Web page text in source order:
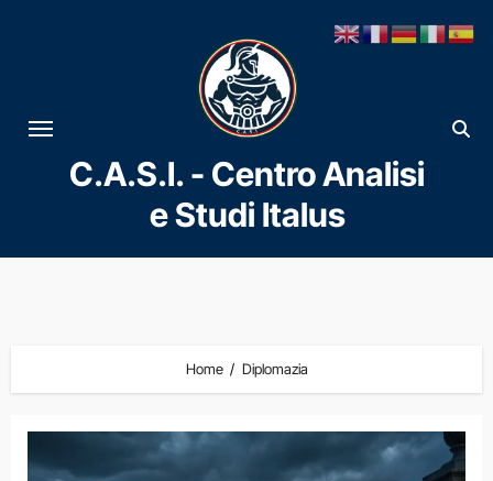
al
contenuto
C.A.S.I. - Centro Analisi
e Studi Italus
Home Diplomazia